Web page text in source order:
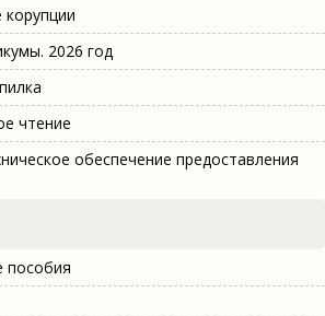
2026 год
чтение
обеспечение предоставления